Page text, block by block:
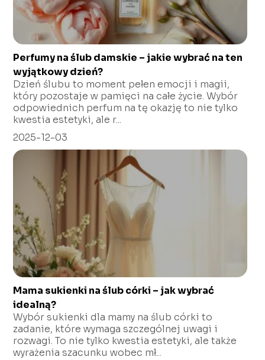
Perfumy na ślub damskie – jakie wybrać na ten
wyjątkowy dzień?
Dzień ślubu to moment pełen emocji i magii,
który pozostaje w pamięci na całe życie. Wybór
odpowiednich perfum na tę okazję to nie tylko
kwestia estetyki, ale r...
2025-12-03
Mama sukienki na ślub córki – jak wybrać
idealną?
Wybór sukienki dla mamy na ślub córki to
zadanie, które wymaga szczególnej uwagi i
rozwagi. To nie tylko kwestia estetyki, ale także
wyrażenia szacunku wobec mł...